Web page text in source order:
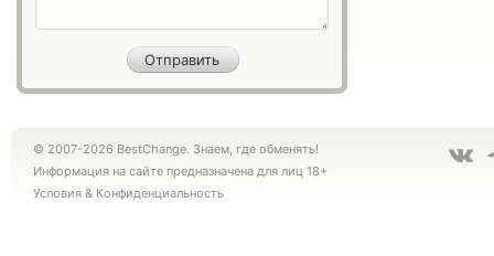
© 2007-2026 BestChange. Знаем, где обменять!
Информация на сайте предназначена для лиц 18+
Условия & Конфиденциальность